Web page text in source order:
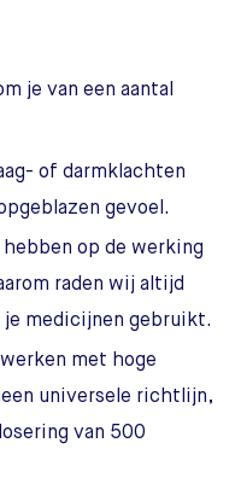
je van een aantal
of darmklachten
gevoel.
op de werking
raden wij altijd
je medicijnen gebruikt.
met hoge
universele richtlijn,
van 500